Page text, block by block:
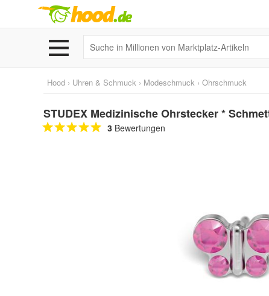
Hood › Uhren & Schmuck › Modeschmuck › Ohrschmuck
STUDEX Medizinische Ohrstecker *
3 Bewertungen